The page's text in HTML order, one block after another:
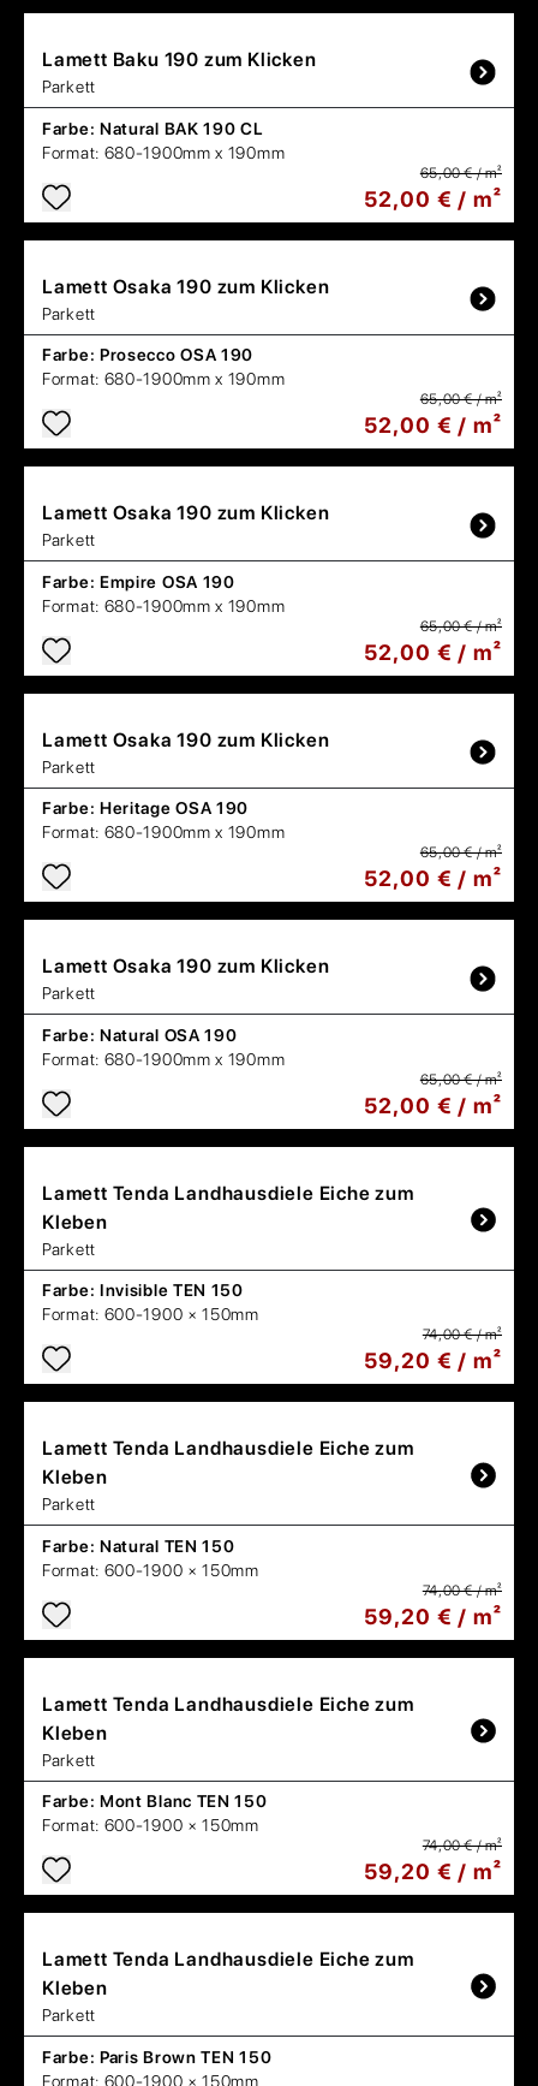
Lamett Baku 190 zum Klicken
Parkett
Farbe: Natural BAK 190 CL
Format: 680-1900mm x 190mm
65,00 € / m²
52,00 € / m²
Lamett Osaka 190 zum Klicken
Parkett
Farbe: Prosecco OSA 190
Format: 680-1900mm x 190mm
65,00 € / m²
52,00 € / m²
Lamett Osaka 190 zum Klicken
Parkett
Farbe: Empire OSA 190
Format: 680-1900mm x 190mm
65,00 € / m²
52,00 € / m²
Lamett Osaka 190 zum Klicken
Parkett
Farbe: Heritage OSA 190
Format: 680-1900mm x 190mm
65,00 € / m²
52,00 € / m²
Lamett Osaka 190 zum Klicken
Parkett
Farbe: Natural OSA 190
Format: 680-1900mm x 190mm
65,00 € / m²
52,00 € / m²
Lamett Tenda Landhausdiele Eiche zum
Kleben
Parkett
Farbe: Invisible TEN 150
Format: 600-1900 × 150mm
74,00 € / m²
59,20 € / m²
Lamett Tenda Landhausdiele Eiche zum
Kleben
Parkett
Farbe: Natural TEN 150
Format: 600-1900 × 150mm
74,00 € / m²
59,20 € / m²
Lamett Tenda Landhausdiele Eiche zum
Kleben
Parkett
Farbe: Mont Blanc TEN 150
Format: 600-1900 × 150mm
74,00 € / m²
59,20 € / m²
Lamett Tenda Landhausdiele Eiche zum
Kleben
Parkett
Farbe: Paris Brown TEN 150
Format: 600-1900 × 150mm